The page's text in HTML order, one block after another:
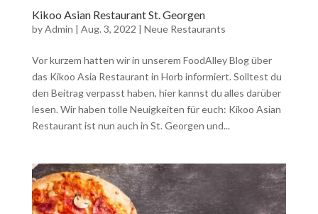
Kikoo Asian Restaurant St. Georgen
byAdmin | Aug. 3, 2022 | Neue Restaurants
Vor kurzem hatten wir in unserem FoodAlley Blog über
das Kikoo Asia Restaurant in Horb informiert. Solltest du
den Beitrag verpasst haben, hier kannst du alles darüber
lesen. Wir haben tolle Neuigkeiten für euch: Kikoo Asian
Restaurant ist nun auch in St. Georgen und...